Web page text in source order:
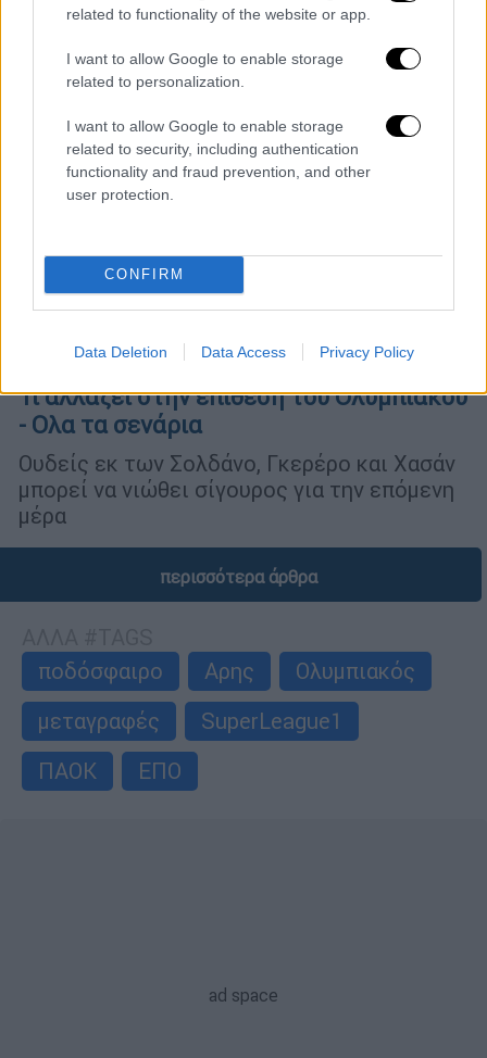
related to functionality of the website or app.
I want to allow Google to enable storage
related to personalization.
I want to allow Google to enable storage
related to security, including authentication
functionality and fraud prevention, and other
user protection.
CONFIRM
Data Deletion Data Access Privacy Policy
28.03.2019 08:47
Τι αλλάζει στην επίθεση του Ολυμπιακού
- Ολα τα σενάρια
Ουδείς εκ των Σολδάνο, Γκερέρο και Χασάν
μπορεί να νιώθει σίγουρος για την επόμενη
μέρα
περισσότερα άρθρα
ποδόσφαιρο
Αρης
Ολυμπιακός
μεταγραφές
SuperLeague1
ΠΑΟΚ
ΕΠΟ